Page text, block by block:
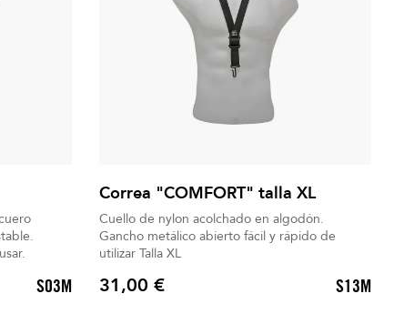
S03M
Correa "COMFORT" talla XL
Cuello de nylon acolchado en algodón.
Gancho metálico abierto fácil y rápido de
utilizar Talla XL
Precio
31,00 € S13M